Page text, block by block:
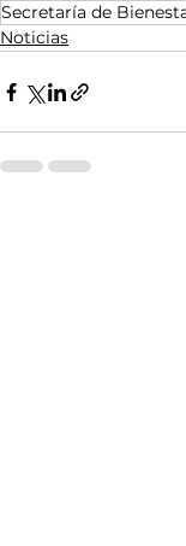
Secretaría de
Noticias